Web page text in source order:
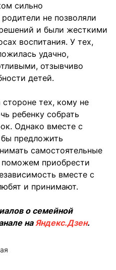
сильно
не позволяли
и были жесткими
воспитания. У тех,
удачно,
отзывчиво
детей.
тех, кому не
ребенку собрать
Однако вместе с
предложить
самостоятельные
приобрести
вместе с
и принимают.
о семейной
наЯндекс.Дзен.